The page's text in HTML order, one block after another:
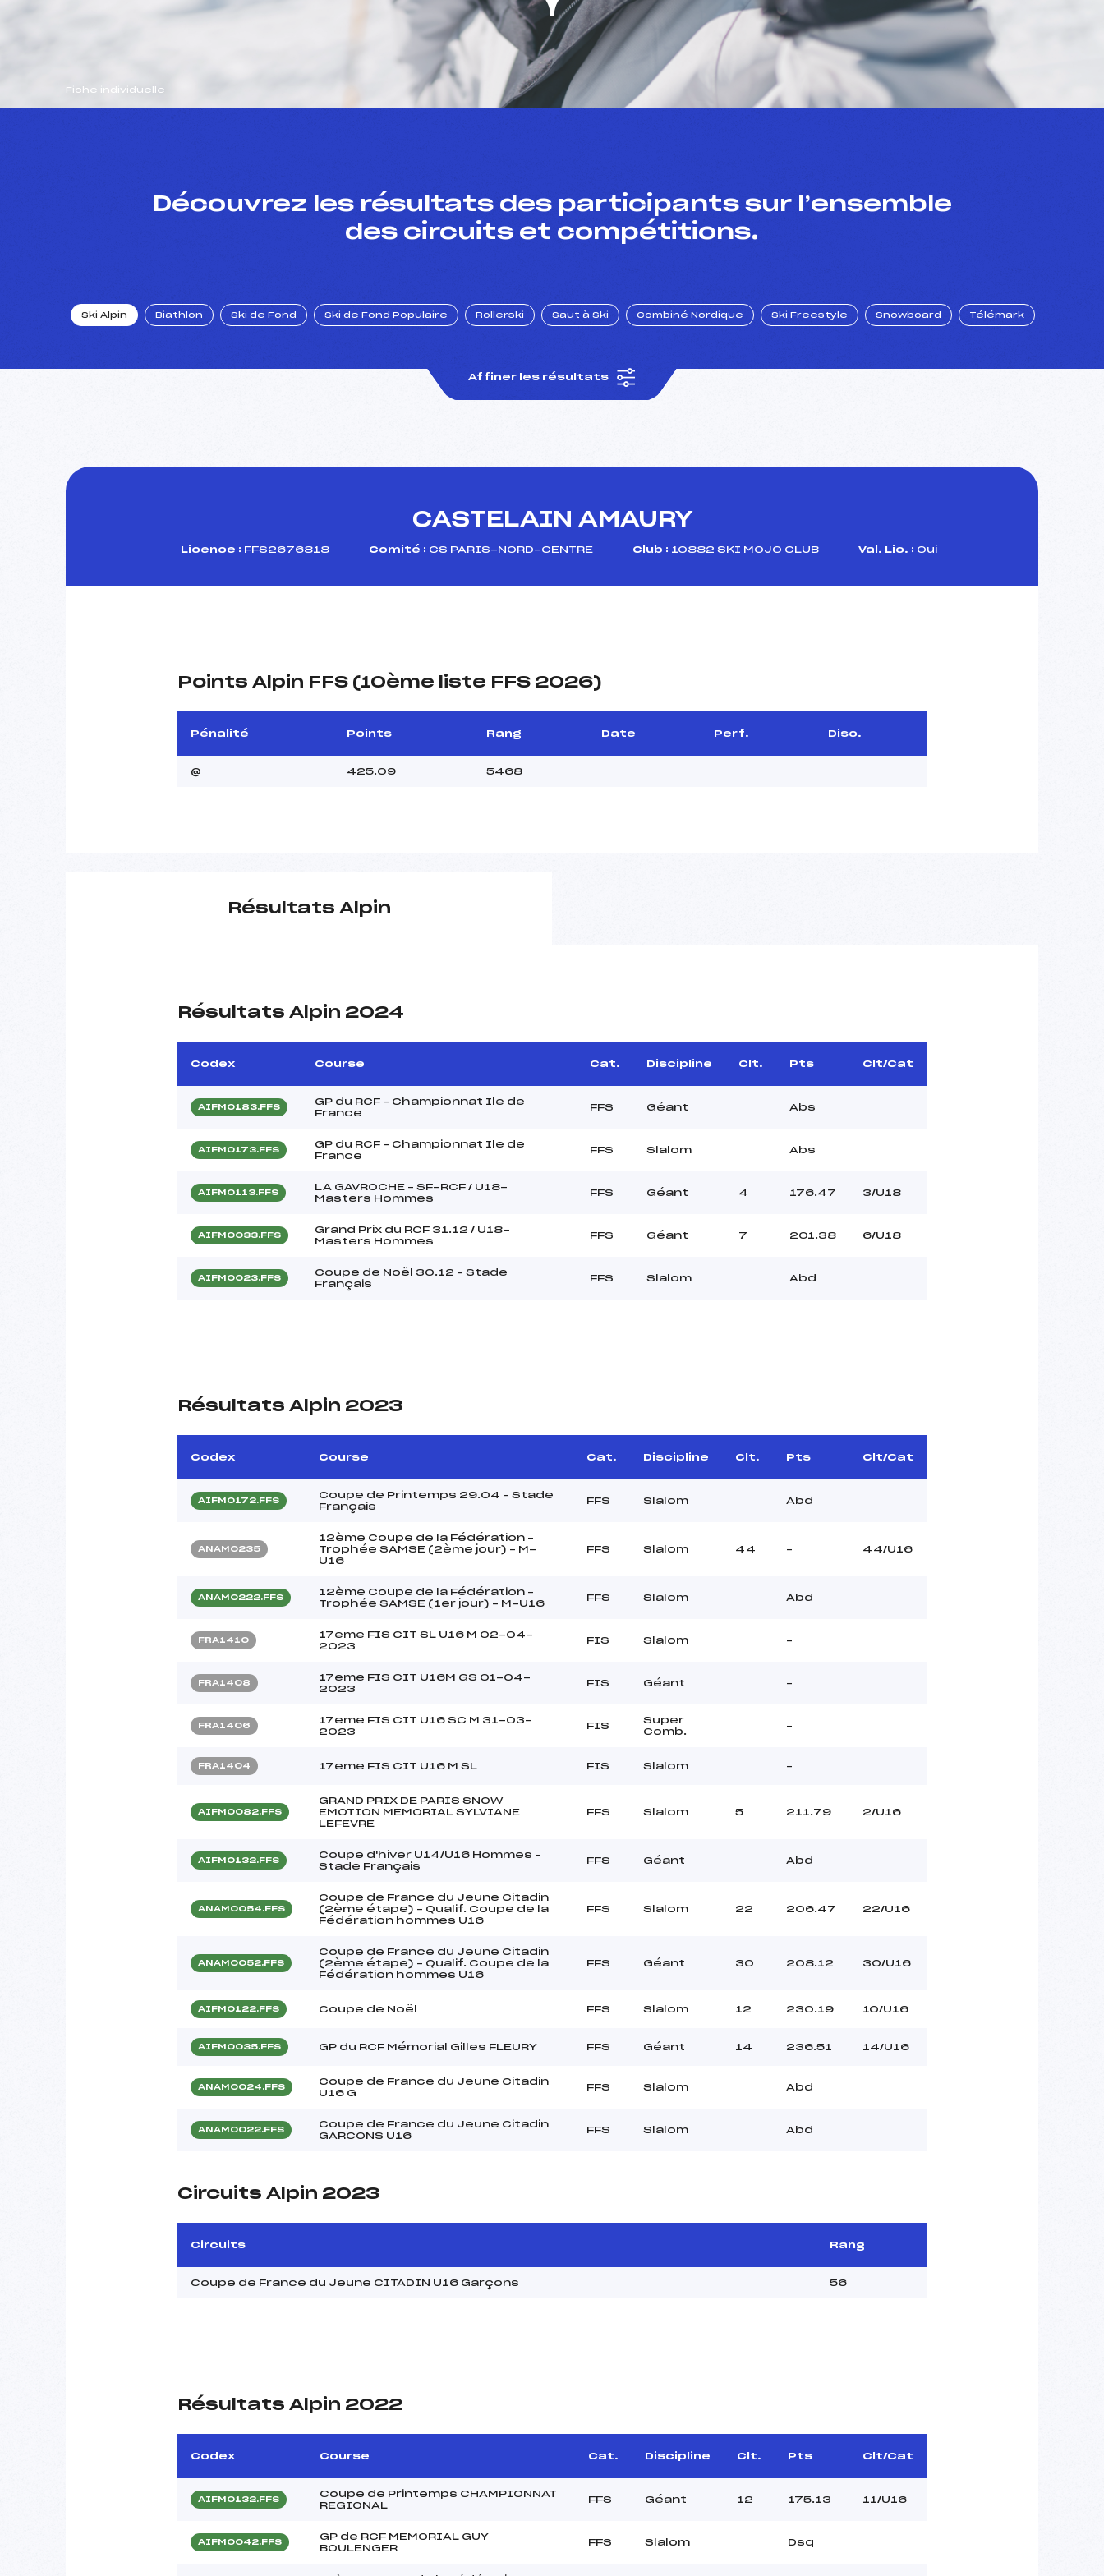
Fiche individuelle
Découvrez les résultats des participants sur l’ensemble
des circuits et compétitions.
Ski Alpin Biathlon Ski de Fond Ski de Fond Populaire Rollerski Saut à Ski Combiné Nordique Ski Freestyle Snowboard Télémark
Affiner les résultats
CASTELAIN AMAURY
Licence : FFS2676818 Comité : CS PARIS-NORD-CENTRE Club : 10882 SKI MOJO CLUB Val. Lic. : Oui
Points Alpin FFS (10ème liste FFS 2026)
Pénalité Points Rang Date Perf. Disc.
@ 425.09 5468
Résultats Alpin
Résultats Alpin 2024
Codex Course Cat. Discipline Clt. Pts Clt/Cat
AIFM0183.FFS
GP du RCF – Championnat Ile de
France
FFS Géant Abs
AIFM0173.FFS
GP du RCF – Championnat Ile de
France
FFS Slalom Abs
AIFM0113.FFS
LA GAVROCHE – SF-RCF / U18-
Masters Hommes
FFS Géant 4 176.47 3/U18
AIFM0033.FFS
Grand Prix du RCF 31.12 / U18-
Masters Hommes
FFS Géant 7 201.38 6/U18
AIFM0023.FFS
Coupe de Noël 30.12 – Stade
Français
FFS Slalom Abd
Résultats Alpin 2023
Codex Course Cat. Discipline Clt. Pts Clt/Cat
AIFM0172.FFS
Coupe de Printemps 29.04 – Stade
Français
FFS Slalom Abd
ANAM0235
12ème Coupe de la Fédération –
Trophée SAMSE (2ème jour) – M-
U16
FFS Slalom 44 – 44/U16
ANAM0222.FFS
12ème Coupe de la Fédération –
Trophée SAMSE (1er jour) – M-U16
FFS Slalom Abd
FRA1410
17eme FIS CIT SL U16 M 02-04-
2023
FIS Slalom –
FRA1408
17eme FIS CIT U16M GS 01-04-
2023
FIS Géant –
FRA1406
17eme FIS CIT U16 SC M 31-03-
2023
FIS
Super
Comb.
–
FRA1404 17eme FIS CIT U16 M SL FIS Slalom –
AIFM0082.FFS
GRAND PRIX DE PARIS SNOW
EMOTION MEMORIAL SYLVIANE
LEFEVRE
FFS Slalom 5 211.79 2/U16
AIFM0132.FFS
Coupe d'hiver U14/U16 Hommes –
Stade Français
FFS Géant Abd
ANAM0054.FFS
Coupe de France du Jeune Citadin
(2ème étape) – Qualif. Coupe de la
Fédération hommes U16
FFS Slalom 22 206.47 22/U16
ANAM0052.FFS
Coupe de France du Jeune Citadin
(2ème étape) – Qualif. Coupe de la
Fédération hommes U16
FFS Géant 30 208.12 30/U16
AIFM0122.FFS Coupe de Noël FFS Slalom 12 230.19 10/U16
AIFM0035.FFS GP du RCF Mémorial Gilles FLEURY FFS Géant 14 236.51 14/U16
ANAM0024.FFS
Coupe de France du Jeune Citadin
U16 G
FFS Slalom Abd
ANAM0022.FFS
Coupe de France du Jeune Citadin
GARCONS U16
FFS Slalom Abd
Circuits Alpin 2023
Circuits Rang
Coupe de France du Jeune CITADIN U16 Garçons 56
Résultats Alpin 2022
Codex Course Cat. Discipline Clt. Pts Clt/Cat
AIFM0132.FFS
Coupe de Printemps CHAMPIONNAT
REGIONAL
FFS Géant 12 175.13 11/U16
AIFM0042.FFS
GP de RCF MEMORIAL GUY
BOULENGER
FFS Slalom Dsq